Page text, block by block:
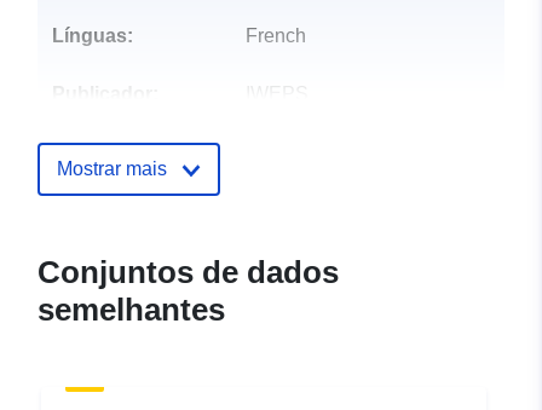
Línguas: French
Publicador: IWEPS
Pontos de
Registo do
catálogo:
Acrescentado à data.europa.eu:
Mostrar mais
Conjuntos de dados
semelhantes